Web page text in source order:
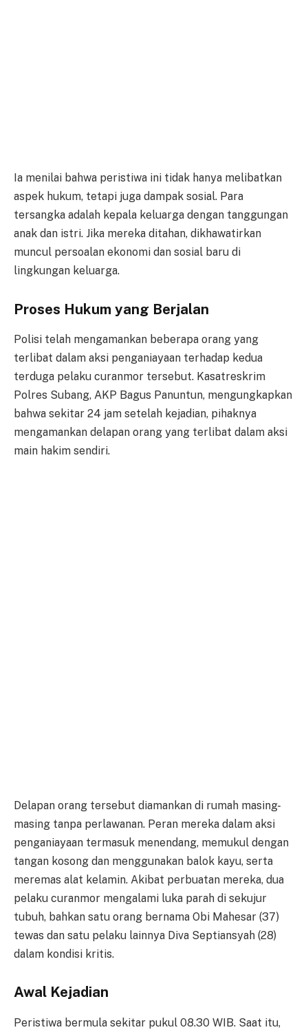
Ia menilai bahwa peristiwa ini tidak hanya melibatkan
aspek hukum, tetapi juga dampak sosial. Para
tersangka adalah kepala keluarga dengan tanggungan
anak dan istri. Jika mereka ditahan, dikhawatirkan
muncul persoalan ekonomi dan sosial baru di
lingkungan keluarga.
Proses Hukum yang Berjalan
Polisi telah mengamankan beberapa orang yang
terlibat dalam aksi penganiayaan terhadap kedua
terduga pelaku curanmor tersebut. Kasatreskrim
Polres Subang, AKP Bagus Panuntun, mengungkapkan
bahwa sekitar 24 jam setelah kejadian, pihaknya
mengamankan delapan orang yang terlibat dalam aksi
main hakim sendiri.
Delapan orang tersebut diamankan di rumah masing-
masing tanpa perlawanan. Peran mereka dalam aksi
penganiayaan termasuk menendang, memukul dengan
tangan kosong dan menggunakan balok kayu, serta
meremas alat kelamin. Akibat perbuatan mereka, dua
pelaku curanmor mengalami luka parah di sekujur
tubuh, bahkan satu orang bernama Obi Mahesar (37)
tewas dan satu pelaku lainnya Diva Septiansyah (28)
dalam kondisi kritis.
Awal Kejadian
Peristiwa bermula sekitar pukul 08.30 WIB. Saat itu,